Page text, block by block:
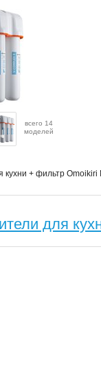
всего 14
моделей
кухни + фильтр Omoikiri
для